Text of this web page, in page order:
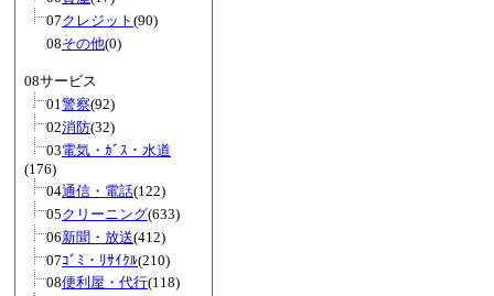
07クレジット (90)
08その他(0)
08サービス
01警察(92)
02消防(32)
03電気・ｶﾞｽ・水道
(176)
04通信・電話(122)
05クリーニング(633)
06新聞・放送(412)
07ｺﾞﾐ・ﾘｻｲｸﾙ(210)
08便利屋・代行(118)